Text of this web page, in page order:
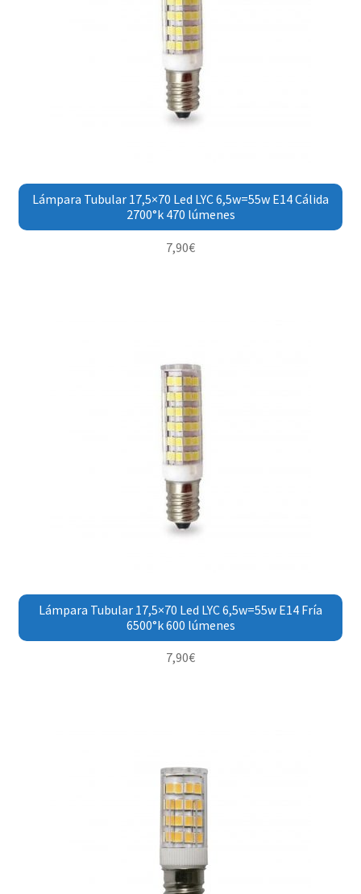
Lámpara Tubular 17,5×70 Led LYC 6,5w=55w E14 Cálida
2700°k 470 lúmenes
7,90€
Lámpara Tubular 17,5×70 Led LYC 6,5w=55w E14 Fría
6500°k 600 lúmenes
7,90€